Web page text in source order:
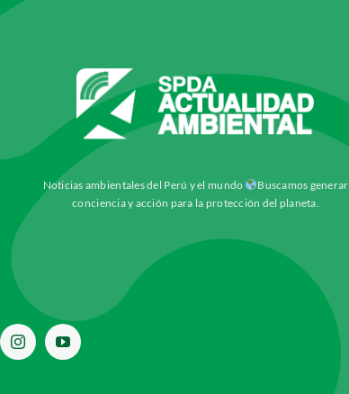
Noticias ambientales del Perú y el mundo
Buscamos generar
conciencia y acción para la protección del planeta.